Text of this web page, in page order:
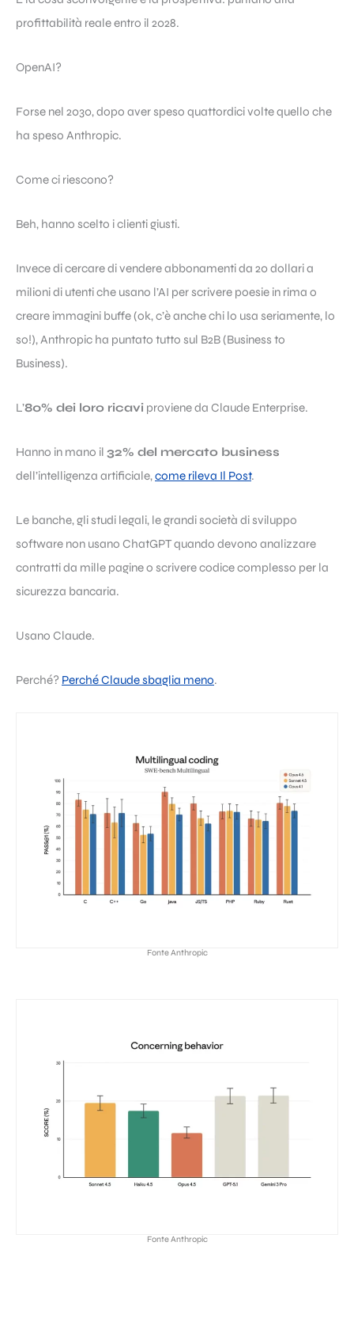
profittabilità reale entro il 2028.
OpenAI?
Forse nel 2030, dopo aver speso quattordici volte quello che
ha speso Anthropic.
Come ci riescono?
Beh, hanno scelto i clienti giusti.
Invece di cercare di vendere abbonamenti da 20 dollari a
milioni di utenti che usano l’AI per scrivere poesie in rima o
creare immagini buffe (ok, c’è anche chi lo usa seriamente, lo
so!), Anthropic ha puntato tutto sul B2B (Business to
Business).
L’80% dei loro ricavi proviene da Claude Enterprise.
Hanno in mano il 32% del mercato business
dell’intelligenza artificiale,come rileva Il Post.
Le banche, gli studi legali, le grandi società di sviluppo
software non usano ChatGPT quando devono analizzare
contratti da mille pagine o scrivere codice complesso per la
sicurezza bancaria.
Usano Claude.
Perché? Perché Claude sbaglia meno.
Fonte Anthropic
Fonte Anthropic